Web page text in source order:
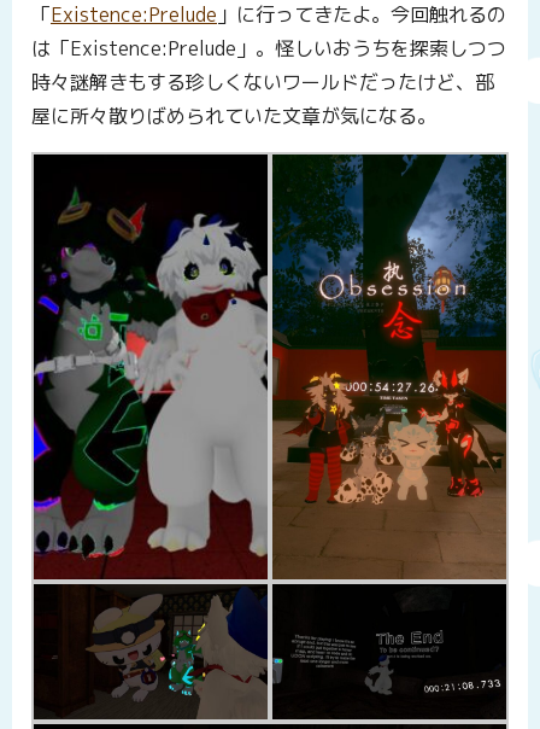
「Existence:Prelude 」に行ってきたよ。今回触れるの
は「Existence:Prelude」。怪しいおうちを探索しつつ
時々謎解きもする珍しくないワールドだったけど、部
屋に所々散りばめられていた文章が気になる。